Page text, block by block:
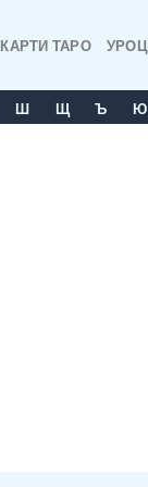
КАРТИ ТАРО
Ш Щ Ъ Ю